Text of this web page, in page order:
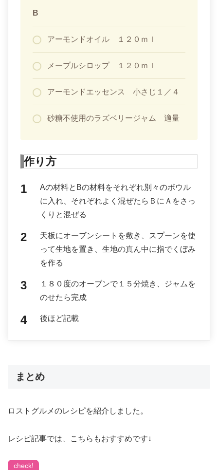
B
アーモンドオイル １２０ｍｌ
メープルシロップ １２０ｍｌ
アーモンドエッセンス 小さじ１／４
砂糖不使用のラズベリージャム 適量
作り方
Aの材料とBの材料をそれぞれ別々のボウル
に入れ、それぞれよく混ぜたらＢにＡをさっ
くりと混ぜる
天板にオーブンシートを敷き、スプーンを使
って生地を置き、生地の真ん中に指でくぼみ
を作る
１８０度のオーブンで１５分焼き、ジャムを
のせたら完成
後ほど記載
まとめ
ロストグルメのレシピを紹介しました。
レシピ記事では、こちらもおすすめです↓
check!